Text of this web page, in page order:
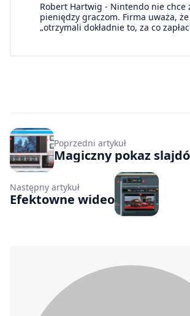
Robert Hartwig - Nintendo nie chce
pieniędzy graczom. Firma uważa,
„otrzymali dokładnie to, za co
Poprzedni artykuł
Magiczny pokaz
Następny artykuł
Efektowne wideo